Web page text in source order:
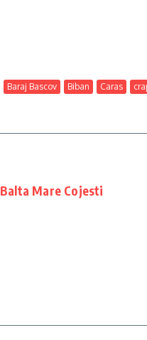
Baraj Bascov Biban Caras
Balta Mare Cojesti